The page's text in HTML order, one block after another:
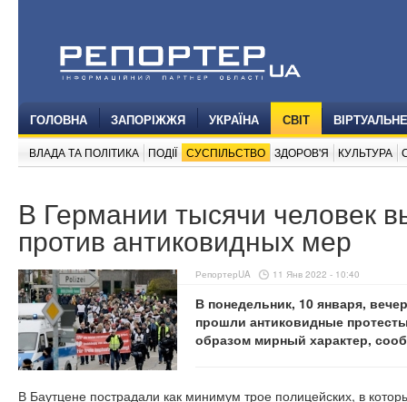
ГОЛОВНА ЗАПОРІЖЖЯ УКРАЇНА СВІТ
ВЛАДА ТА ПОЛІТИКА ПОДІЇ СУСПІЛЬСТВО ЗДОРОВ'Я КУЛЬТУРА
В Германии тысячи человек
против антиковидных мер
РепортерUA 11 Янв 2022 - 10:40
В понедельник, 10 января,
прошли антиковидные
образом мирный характер,
В Баутцене пострадали как минимум трое полицейских, в